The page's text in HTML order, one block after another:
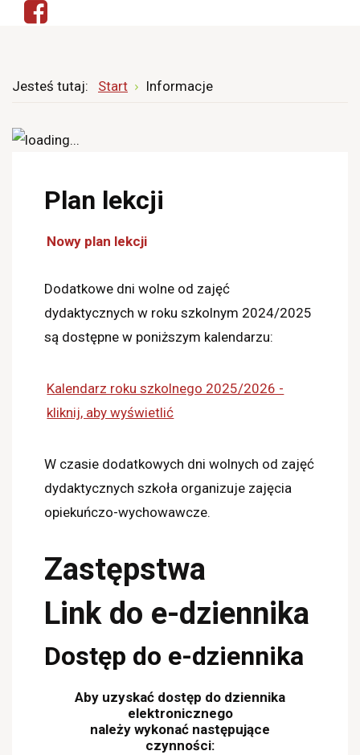
Jesteś tutaj: Start Informacje
Plan lekcji
Nowy plan lekcji
Dodatkowe dni wolne od zajęć
dydaktycznych w roku szkolnym 2024/2025
są dostępne w poniższym kalendarzu:
Kalendarz roku szkolnego 2025/2026 -
kliknij, aby wyświetlić
W czasie dodatkowych dni wolnych od zajęć
dydaktycznych szkoła organizuje zajęcia
opiekuńczo-wychowawcze.
Zastępstwa
Link do e-dziennika
Dostęp do e-dziennika
Aby uzyskać dostęp do dziennika
elektronicznego
należy wykonać następujące
czynności: